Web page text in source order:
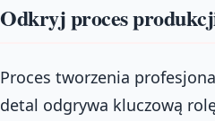
Odkryj proces
Proces tworzenia
detal odgrywa kluczową